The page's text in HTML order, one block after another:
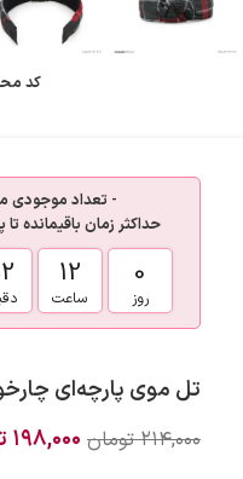
کد
- تعداد موجودی
حداکثر زمان باقیمانده تا
0
روز
12
ساعت
تل موی پارچه‌ای
۲۱۴,۰۰۰ تومان ۱۹۸,۰۰۰